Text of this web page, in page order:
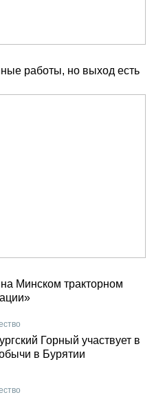
работы, но выход есть
Минском тракторном
Горный участвует в
в Бурятии